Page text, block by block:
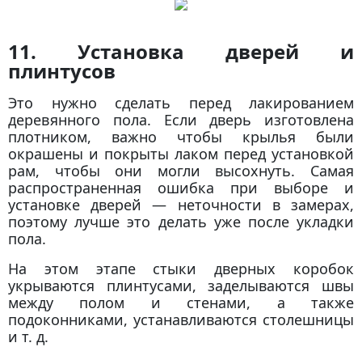
11. Установка дверей и
плинтусов
Это нужно сделать перед лакированием
деревянного пола. Если дверь изготовлена
плотником, важно чтобы крылья были
окрашены и покрыты лаком перед установкой
рам, чтобы они могли высохнуть. Самая
распространенная ошибка при выборе и
установке дверей — неточности в замерах,
поэтому лучше это делать уже после укладки
пола.
На этом этапе стыки дверных коробок
укрываются плинтусами, заделываются швы
между полом и стенами, а также
подоконниками, устанавливаются столешницы
и т. д.